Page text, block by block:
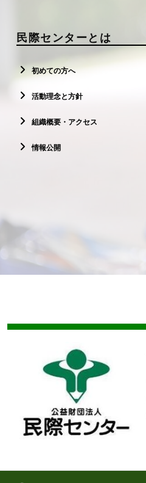
民際センターとは
初めての方へ
活動理念と方針
組織概要・アクセス
情報公開